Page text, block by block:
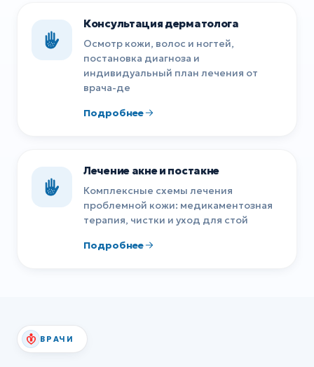
Консультация дерматолога
Осмотр кожи, волос и ногтей,
постановка диагноза и
индивидуальный план лечения от
врача-де
Подробнее
Лечение акне и постакне
Комплексные схемы лечения
проблемной кожи: медикаментозная
терапия, чистки и уход для стой
Подробнее
ВРАЧИ